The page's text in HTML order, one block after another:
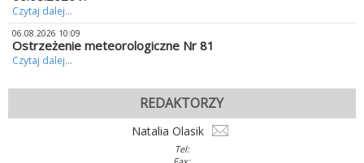
Czytaj dalej...
06.08.2026 10:09
Ostrzeżenie meteorologiczne Nr 81
Czytaj dalej...
REDAKTORZY
Natalia Olasik
Tel: